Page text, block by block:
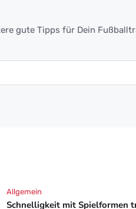
gute Tipps für Dein
Schnelligkeit mit Spielformen
Allgemein